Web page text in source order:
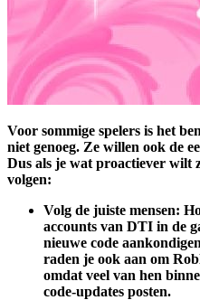
Voor sommige spelers is het
niet genoeg. Ze willen ook de
Dus als je wat proactiever wilt
volgen:
Volg de juiste mensen:
accounts van DTI in de
nieuwe code
raden je ook aan om
omdat veel van hen
code-updates posten.